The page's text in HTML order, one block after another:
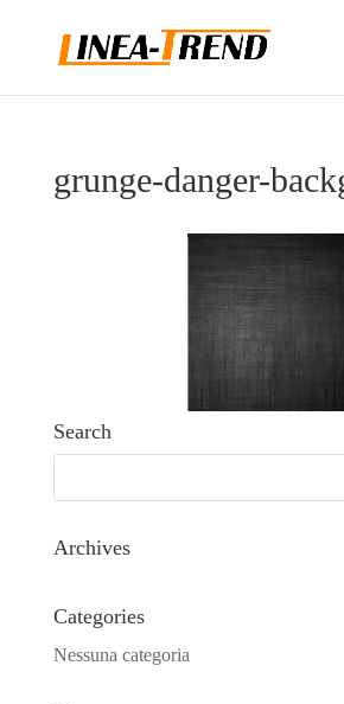
grunge-danger-
Search
Archives
Categories
Nessuna categoria